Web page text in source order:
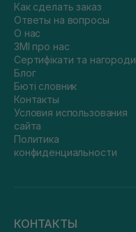
Как сделать заказ
Ответы на вопросы
О нас
ЗМІ про нас
Сертифікати та нагороди
Блог
Бюті словник
Контакты
Условия использования
сайта
Политика
конфиденциальности
КОНТАКТЫ